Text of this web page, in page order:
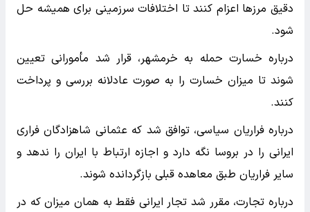
دقیق مرزها اعزام کنند تا اختلافات سرزمینی برای همیشه حل
شود.
درباره خسارت حمله به خرمشهر، قرار شد مأمورانی تعیین
شوند تا میزان خسارت را به صورت عادلانه بررسی و پرداخت
کنند.
درباره فراریان سیاسی، توافق شد که عثمانی شاهزادگان فراری
ایرانی را در بروسا نگه دارد و اجازه ارتباط با ایران را ندهد و
سایر فراریان طبق معاهده قبلی بازگردانده شوند.
درباره تجارت، مقرر شد تجار ایرانی فقط به همان میزان که در